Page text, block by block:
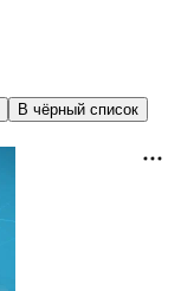
В чёрный список